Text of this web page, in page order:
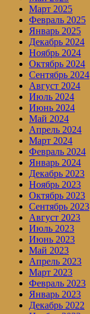
Март 2025
Февраль 2025
Январь 2025
Декабрь 2024
Ноябрь 2024
Октябрь 2024
Сентябрь 2024
Август 2024
Июль 2024
Июнь 2024
Май 2024
Апрель 2024
Март 2024
Февраль 2024
Январь 2024
Декабрь 2023
Ноябрь 2023
Октябрь 2023
Сентябрь 2023
Август 2023
Июль 2023
Июнь 2023
Май 2023
Апрель 2023
Март 2023
Февраль 2023
Январь 2023
Декабрь 2022